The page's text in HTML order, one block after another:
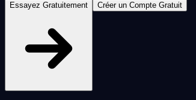
Essayez Gratuitement Créer un Compte Gratuit